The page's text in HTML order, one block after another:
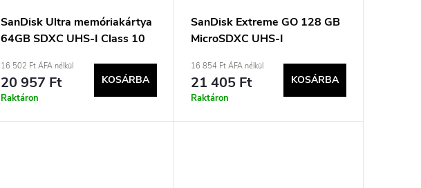
SanDisk Ultra memóriakártya
64GB SDXC UHS-I Class 10
16 502 Ft ÁFA nélkül
20 957 Ft
Raktáron
KOSÁRBA
SanDisk Extreme GO 128 GB
MicroSDXC UHS-I
16 854 Ft ÁFA nélkül
21 405 Ft
Raktáron
KOSÁRBA